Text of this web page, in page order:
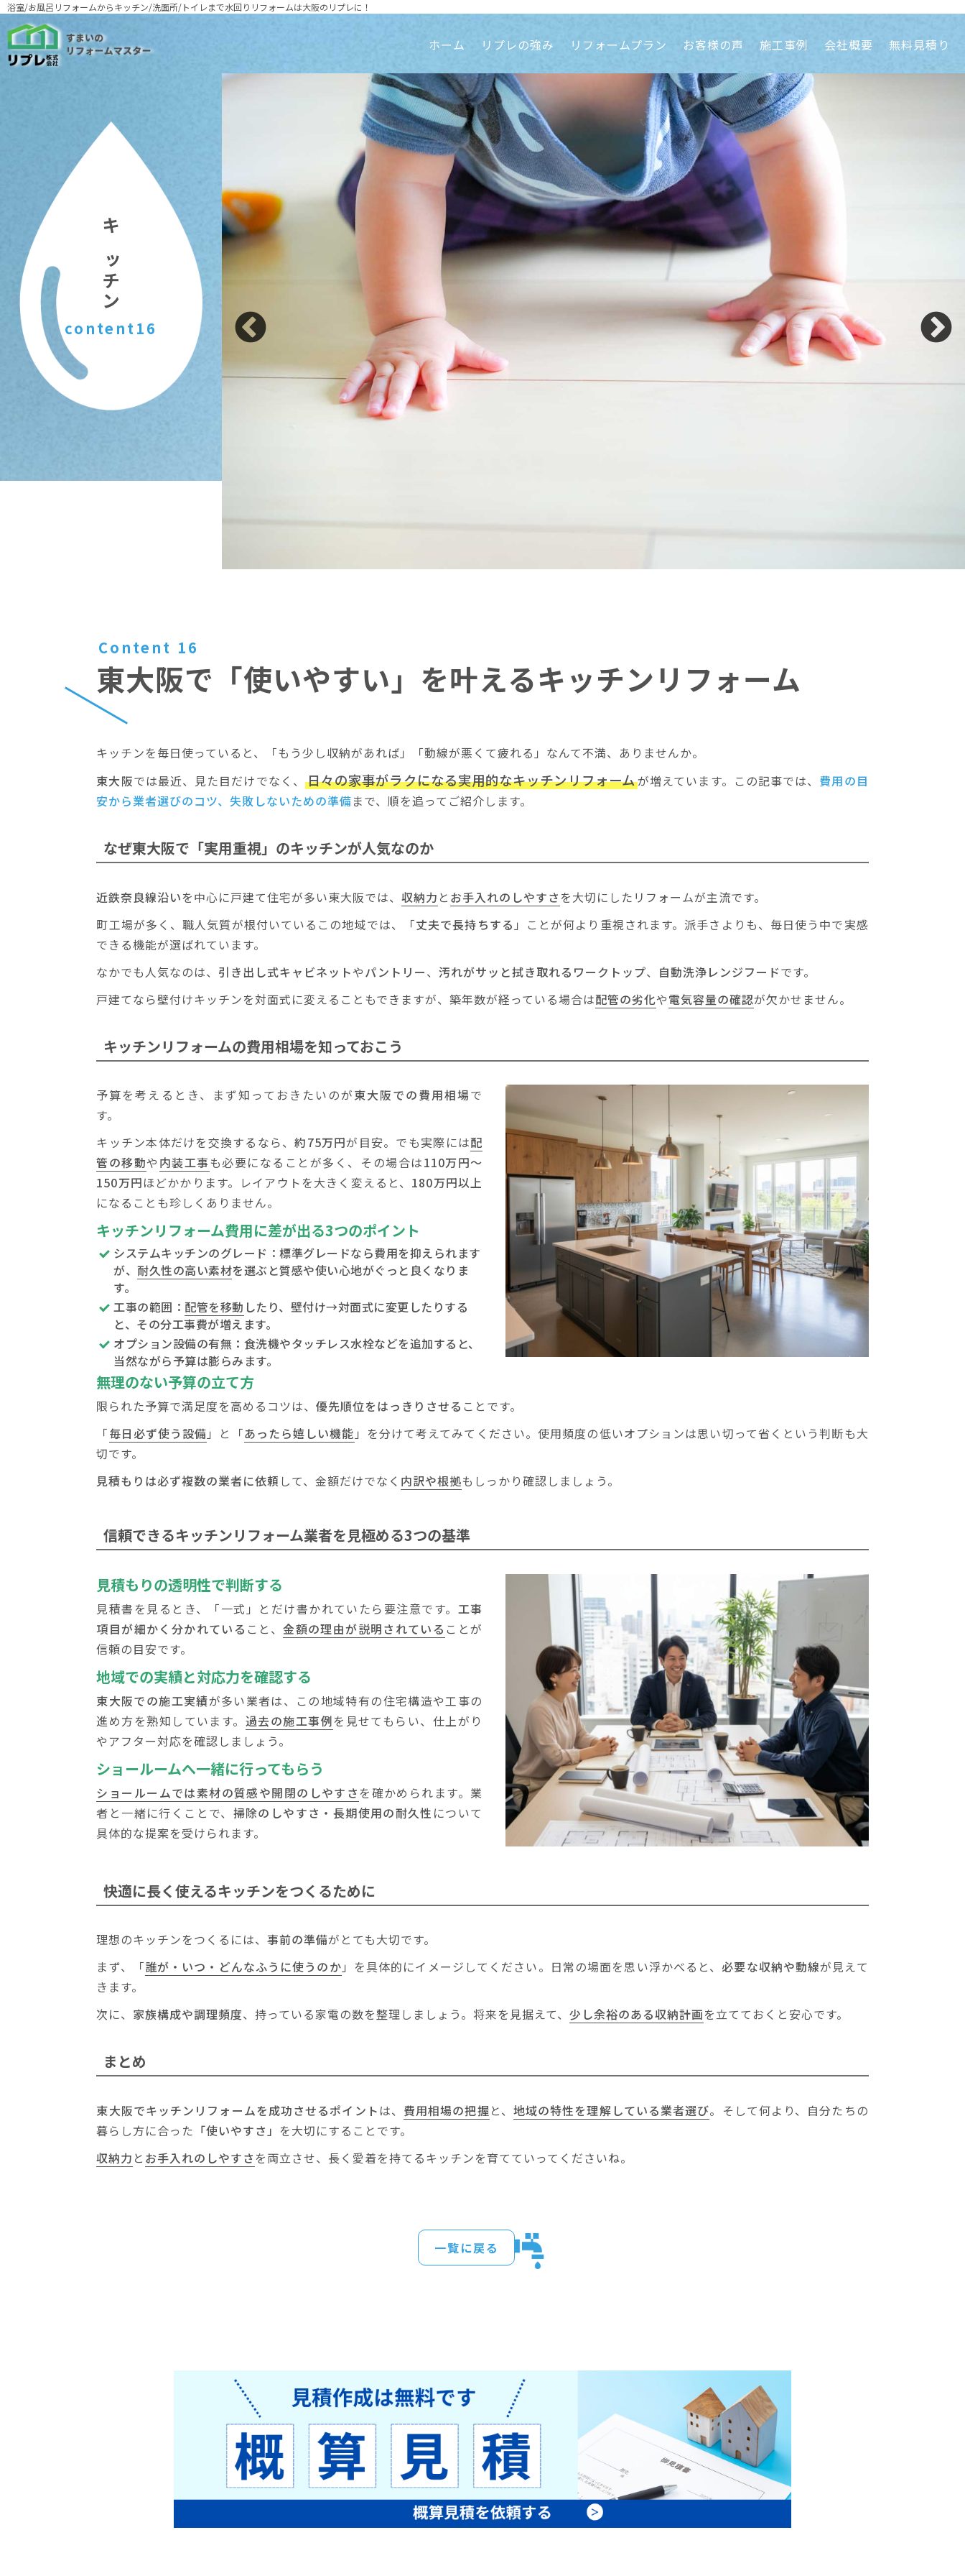
浴室/お風呂リフォームからキッチン/洗面所/トイレまで水回りリフォームは大阪のリプレに！
ホーム リプレの強み リフォームプラン お客様の声 施工事例 会社概要 無料見積り
キッチン
content16
Content 16
東大阪で「使いやすい」を叶えるキッチンリフォーム
キッチンを毎日使っていると、「もう少し収納があれば」「動線が悪くて疲れる」なんて不満、ありませんか。
東大阪では最近、見た目だけでなく、 日々の家事がラクになる実用的なキッチンリフォームが増えています。この記事では、 費用の目
安から業者選びのコツ、失敗しないための準備まで、順を追ってご紹介します。
なぜ東大阪で 「実用重視」のキッチンが人気なのか
近鉄奈良線沿いを中心に戸建て住宅が多い東大阪では、収納力 と お手入れのしやすさ を大切にしたリフォームが主流です。
町工場が多く、職人気質が根付いているこの地域では、「丈夫で長持ちする 」ことが何より重視されます。派手さよりも、毎日使う中で実感
できる機能が選ばれています。
なかでも人気なのは、 引き出し式キャビネットやパントリー、汚れがサッと拭き取れるワークトップ、 自動洗浄レンジフードです。
戸建てなら壁付けキッチンを対面式に変えることもできますが、築年数が経っている場合は配管の劣化や電気容量の確認が欠かせません。
キッチンリフォームの費用相場を知っておこう
予算を考えるとき、まず知っておきたいのが東大阪での費用相場で
す。
キッチン本体だけを交換するなら、約75万円が目安。でも実際には配
管の移動や 内装工事も必要になることが多く、その場合は110万円～
150万円ほどかかります。レイアウトを大きく変えると、 180万円以上
になることも珍しくありません。
キッチンリフォーム費用に差が出る3つのポイント
システムキッチンのグレード：標準グレードなら費用を抑えられます
が、耐久性の高い素材を選ぶと質感や使い心地がぐっと良くなりま
す。
工事の範囲：配管を移動 したり、 壁付け→対面式に変更したりする
と、その分工事費が増えます。
オプション設備の有無： 食洗機やタッチレス水栓などを追加すると、
当然ながら予算は膨らみます。
無理のない予算の立て方
限られた予算で満足度を高めるコツは、優先順位をはっきりさせる ことです。
「毎日必ず使う設備 」と「あったら嬉しい機能 」を分けて考えてみてください。使用頻度の低いオプションは思い切って省くという判断も大
切です。
見積もりは必ず複数の業者に依頼 して、金額だけでなく 内訳や根拠もしっかり確認しましょう。
信頼できるキッチンリフォーム業者を見極める3つの基準
見積もりの透明性で判断する
見積書を見るとき、「一式」とだけ書かれていたら要注意です。 工事
項目が細かく分かれている こと、金額の理由が説明されている ことが
信頼の目安です。
地域での実績と対応力を確認する
東大阪での施工実績が多い業者は、この地域特有の住宅構造や工事の
進め方を熟知しています。 過去の施工事例を見せてもらい、仕上がり
やアフター対応を確認しましょう。
ショールームへ一緒に行ってもらう
ショールームでは素材の質感や開閉のしやすさ を確かめられます。業
者と一緒に行くことで、 掃除のしやすさ・長期使用の耐久性 について
具体的な提案を受けられます。
快適に長く使えるキッチンをつくるために
理想のキッチンをつくるには、事前の準備がとても大切です。
まず、「誰が・いつ・どんなふうに使うのか 」を具体的にイメージしてください。日常の場面を思い浮かべると、 必要な収納や動線が見えて
きます。
次に、 家族構成や調理頻度、持っている家電の数を整理しましょう。将来を見据えて、少し余裕のある収納計画を立てておくと安心です。
まとめ
東大阪でキッチンリフォームを成功させるポイントは、 費用相場の把握と、 地域の特性を理解している業者選び。そして何より、自分たちの
暮らし方に合った 「使いやすさ」 を大切にすることです。
収納力 と お手入れのしやすさ を両立させ、長く愛着を持てるキッチンを育てていってくださいね。
一覧に戻る